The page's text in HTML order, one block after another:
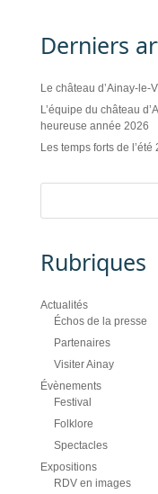
Derniers
Le château d’Ainay-
L’équipe du château
heureuse année 2026
Les temps forts de
Rubriques
Actualités
Échos de la presse
Partenaires
Visiter Ainay
Évènements
Festival
Folklore
Spectacles
Expositions
RDV en images